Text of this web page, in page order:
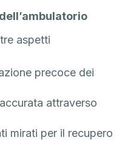
aspetti
precoce dei
attraverso
mirati per il recupero